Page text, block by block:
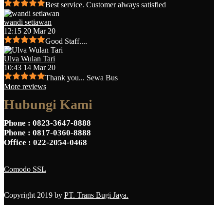
Best service. Customer always satisfied
wandi setiawan
12:15 20 Mar 20
Good Staff....
Ulva Wulan Tari
10:43 14 Mar 20
Thank you... Sewa Bus
More reviews
Hubungi Kami
Phone : 0823-3647-8888
Phone : 0817-0360-8888
Office : 022-2054-0468
Comodo SSL
Copyright 2019 by PT. Trans Bugi Jaya.